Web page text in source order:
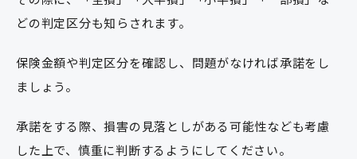
どの判定区分も知らされます。
保険金額や判定区分を確認し、問題がなければ承諾をし
ましょう。
承諾をする際、損害の見落としがある可能性なども考慮
した上で、慎重に判断するようにしてください。